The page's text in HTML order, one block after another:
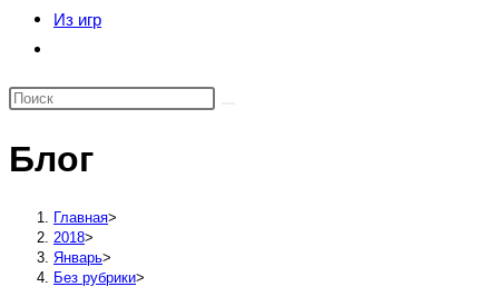
Из игр
по
сайту
Блог
Главная>
2018>
Январь>
Без рубрики>